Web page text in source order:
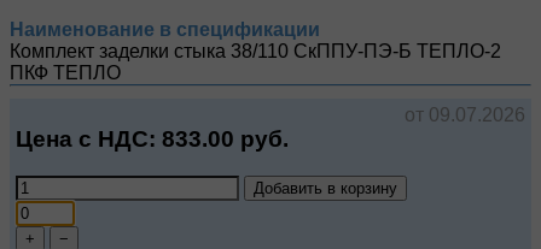
Наименование в спецификации
Комплект заделки стыка 38/110 СкППУ-ПЭ-Б ТЕПЛО-2
ПКФ ТЕПЛО
от 09.07.2026
Цена с НДС: 833.00 руб.
Добавить в корзину
+ −